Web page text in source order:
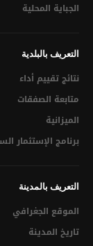
الميدان العمراني
البرنامج
تحميل مطالب
الجباية المحلية
القانون الأساسي
التنظيم الهيكلي
الجباية المحلية
التعريف بالبلدية
نتائج تقييم أداء
متابعة الصفقات
الميزانية
برنامج الإستثمار
التعريف بالمدينة
الموقع الجغرافي
تاريخ المدينة